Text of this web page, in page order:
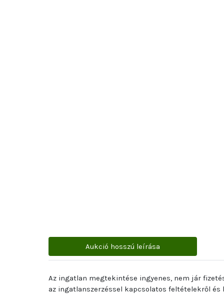
Aukció hosszú leírása
Az ingatlan megtekintése ingyenes, nem jár
az ingatlanszerzéssel kapcsolatos feltételekről